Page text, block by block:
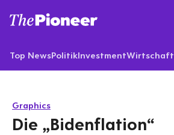
Top NewsPolitikInvestmentWirtschaft
Graphics
Die „Bidenflation“